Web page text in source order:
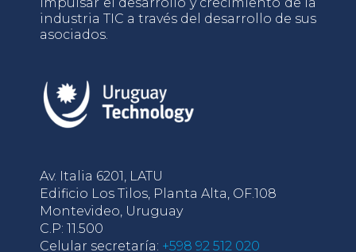
industria TIC a través del desarrollo de sus
asociados.
Av. Italia 6201, LATU
Edificio Los Tilos, Planta Alta, OF.108
Montevideo, Uruguay
C.P: 11.500
Celular secretaría: +598 92 512 020